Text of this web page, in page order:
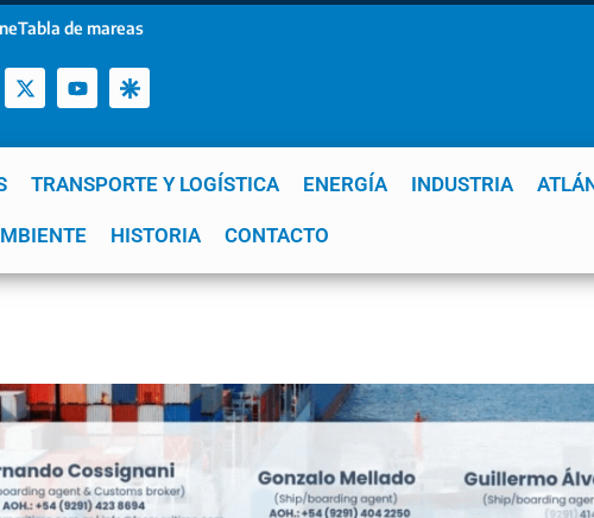
Tabla de mareas
TRANSPORTE Y LOGÍSTICA ENERGÍA INDUSTRIA
HISTORIA CONTACTO
Mar del Plata Patagonia Quequén